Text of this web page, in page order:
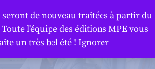
seront de nouveau traitées à partir du
l'équipe des éditions MPE vous
un très bel été ! Ignorer